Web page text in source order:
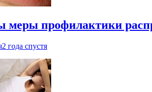
меры профилактики
2 года спустя